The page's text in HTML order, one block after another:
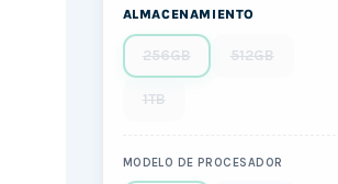
ALMACENAMIENTO
256GB 512GB
1TB
MODELO DE PROCESADOR